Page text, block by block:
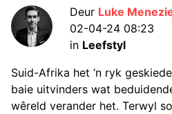
Deur Luke
02-04-24 08:23
in Leefstyl
Suid-Afrika het ‘n ryk
baie uitvinders wat
wêreld verander het. Terwyl